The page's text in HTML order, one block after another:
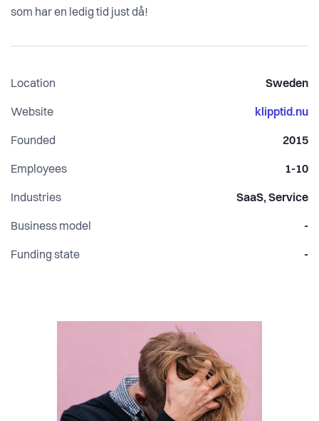
som har en ledig tid just då!
Location Sweden
Website klipptid.nu
Founded 2015
Employees 1-10
Industries SaaS, Service
Business model -
Funding state -